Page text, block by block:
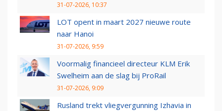
31-07-2026, 10:37
LOT opent in maart 2027 nieuwe route
naar Hanoi
31-07-2026, 9:59
Voormalig financieel directeur KLM Erik
Swelheim aan de slag bij ProRail
31-07-2026, 9:09
Rusland trekt vliegvergunning Izhavia in